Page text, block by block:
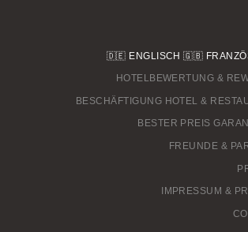
🇩🇪 ENGLISCH 🇬🇧
HOTELBEWERTUNG &
BESCHÄFTIGUNG HOTEL &
BESTER PREIS
FREUNDE &
IMPRESSUM &